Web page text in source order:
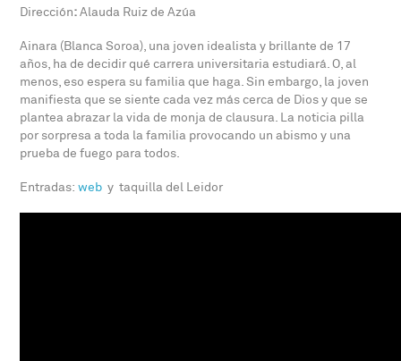
Dirección:Alauda Ruiz de Azúa
Ainara (Blanca Soroa), una joven idealista y brillante de 17
años, ha de decidir qué carrera universitaria estudiará. O, al
menos, eso espera su familia que haga. Sin embargo, la joven
manifiesta que se siente cada vez más cerca de Dios y que se
plantea abrazar la vida de monja de clausura. La noticia pilla
por sorpresa a toda la familia provocando un abismo y una
prueba de fuego para todos.
Entradas:web y taquilla del Leidor